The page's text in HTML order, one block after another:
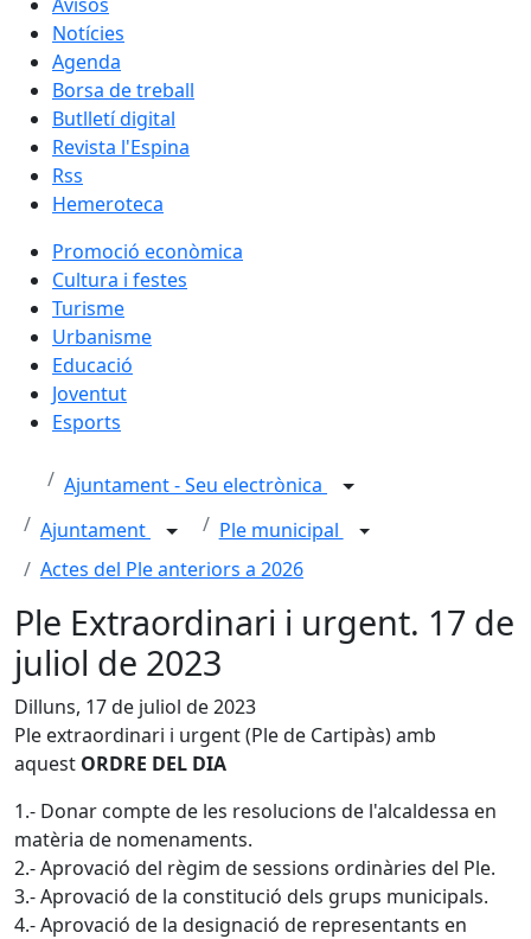
Notícies
Agenda
Borsa de treball
Butlletí digital
Revista l'Espina
Rss
Hemeroteca
Promoció econòmica
Cultura i festes
Turisme
Urbanisme
Educació
Joventut
Esports
Ajuntament - Seu electrònica
Ajuntament
Ple municipal
Actes del Ple anteriors a 2026
Ple Extraordinari i urgent. 17 de
juliol de 2023
Dilluns, 17 de juliol de 2023
Ple extraordinari i urgent (Ple de Cartipàs) amb
aquest ORDRE DEL DIA
1.- Donar compte de les resolucions de l'alcaldessa en
matèria de nomenaments.
2.- Aprovació del règim de sessions ordinàries del Ple.
3.- Aprovació de la constitució dels grups municipals.
4.- Aprovació de la designació de representants en